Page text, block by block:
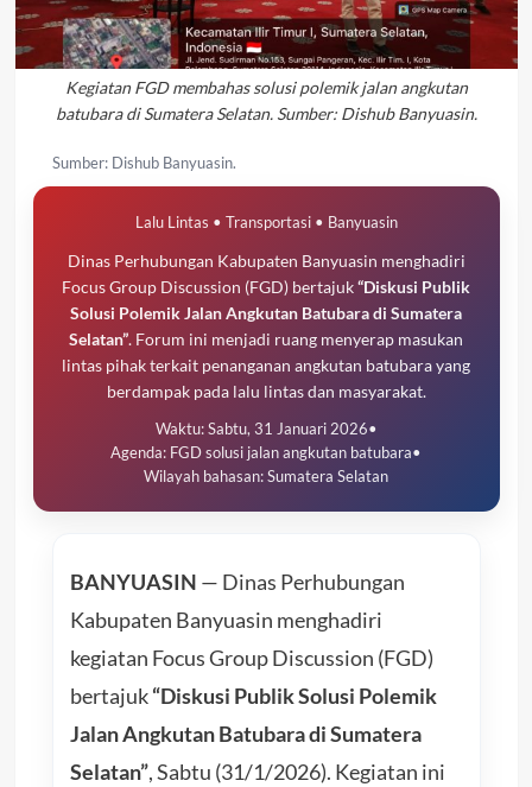
Kegiatan FGD membahas solusi polemik jalan angkutan
batubara di Sumatera Selatan. Sumber: Dishub Banyuasin.
Sumber: Dishub Banyuasin.
Lalu Lintas • Transportasi • Banyuasin
Dinas Perhubungan Kabupaten Banyuasin menghadiri
Focus Group Discussion (FGD) bertajuk“Diskusi Publik
Solusi Polemik Jalan Angkutan Batubara di Sumatera
Selatan”. Forum ini menjadi ruang menyerap masukan
lintas pihak terkait penanganan angkutan batubara yang
berdampak pada lalu lintas dan masyarakat.
Waktu: Sabtu, 31 Januari 2026•
Agenda: FGD solusi jalan angkutan batubara•
Wilayah bahasan: Sumatera Selatan
BANYUASIN — Dinas Perhubungan
Kabupaten Banyuasin menghadiri
kegiatan Focus Group Discussion (FGD)
bertajuk“Diskusi Publik Solusi Polemik
Jalan Angkutan Batubara di Sumatera
Selatan”, Sabtu (31/1/2026). Kegiatan ini